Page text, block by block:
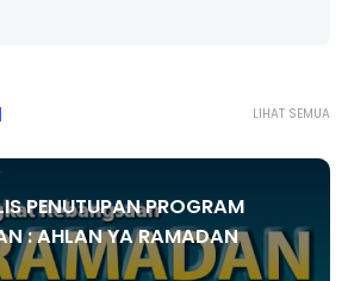
LIHAT SEMUA
PENUTUPAN PROGRAM
: AHLAN YA RAMADAN